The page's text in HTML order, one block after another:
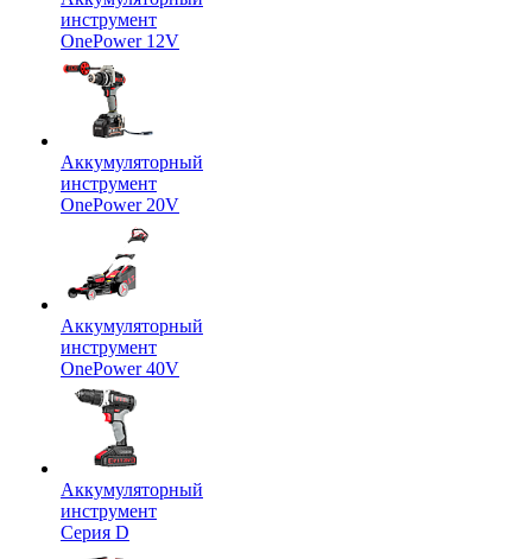
инструмент
OnePower 12V
Аккумуляторный
инструмент
OnePower 20V
Аккумуляторный
инструмент
OnePower 40V
Аккумуляторный
инструмент
Серия D